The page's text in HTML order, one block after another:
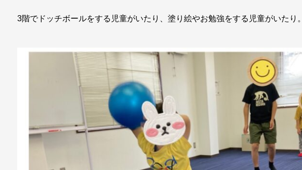
3階でドッチボールをする児童がいたり、塗り絵やお勉強をする児童がいたり。